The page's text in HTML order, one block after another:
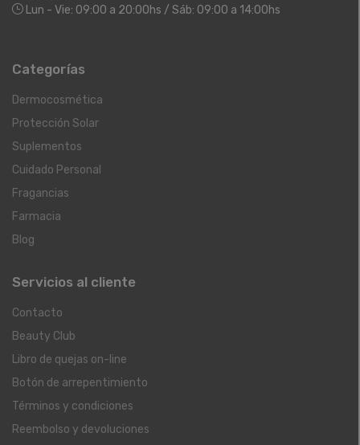
Lun - Vie: 09:00 a 20:00hs / Sáb: 09:00 a 14:00hs
Categorías
Dermocosmética
Protección Solar
Suplementos
Cuidado Personal
Fragancias
Farmacia
Blog
Servicios al cliente
Contacto
Beauty Club
Libro de quejas on-line
Botón de arrepentimiento
Términos y condiciones
Reembolso y devoluciones